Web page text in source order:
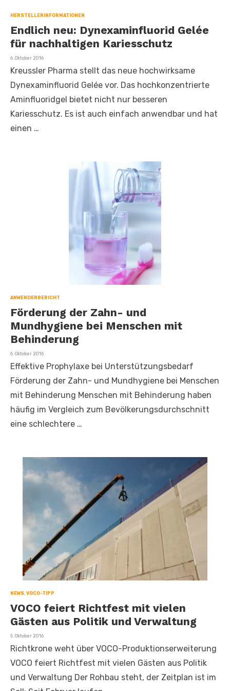
HERSTELLERINFORMATIONEN
Endlich neu: Dynexaminfluorid Gelée
für nachhaltigen Kariesschutz
Veröffentlicht
6. Oktober 2016
Kreussler Pharma stellt das neue hochwirksame
Dynexaminfluorid Gelée vor. Das hochkonzentrierte
Aminfluoridgel bietet nicht nur besseren
Kariesschutz. Es ist auch einfach anwendbar und hat
einen …
ANWENDERBERICHT
Förderung der Zahn- und
Mundhygiene bei Menschen mit
Behinderung
Veröffentlicht
6. Oktober 2016
Effektive Prophylaxe bei Unterstützungsbedarf
Förderung der Zahn- und Mundhygiene bei Menschen
mit Behinderung Menschen mit Behinderung haben
häufig im Vergleich zum Bevölkerungsdurchschnitt
eine schlechtere …
NEWS, VOCO-TIPP
VOCO feiert Richtfest mit vielen
Gästen aus Politik und Verwaltung
Veröffentlicht
5. Oktober 2016
Richtkrone weht über VOCO-Produktionserweiterung
VOCO feiert Richtfest mit vielen Gästen aus Politik
und Verwaltung Der Rohbau steht, der Zeitplan ist im